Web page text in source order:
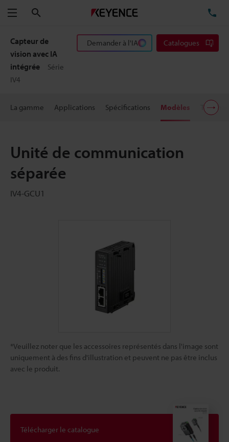
Menu
Capteur de
vision avec IA
intégrée
Série
IV4
Demander à l'IA Catalogues
La gamme Applications Spécifications Modèles
Unité de communication
séparée
IV4-GCU1
*Veuillez noter que les accessoires représentés dans l'image sont
uniquement à des fins d'illustration et peuvent ne pas être inclus
avec le produit.
Télécharger le catalogue